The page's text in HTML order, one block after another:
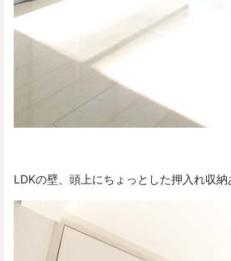
LDKの壁、頭上にちょっとした押入れ収納